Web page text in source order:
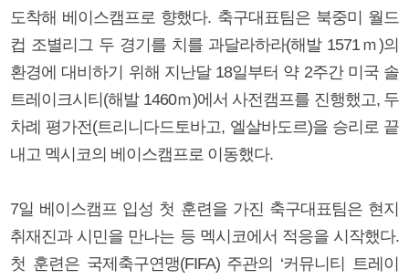
도착해 베이스캠프로 향했다. 축구대표팀은 북중미 월드
컵 조별리그 두 경기를 치를 과달라하라(해발 1571ｍ)의
환경에 대비하기 위해 지난달 18일부터 약 2주간 미국 솔
트레이크시티(해발 1460ｍ)에서 사전캠프를 진행했고, 두
차례 평가전(트리니다드토바고, 엘살바도르)을 승리로 끝
내고 멕시코의 베이스캠프로 이동했다.
7일 베이스캠프 입성 첫 훈련을 가진 축구대표팀은 현지
취재진과 시민을 만나는 등 멕시코에서 적응을 시작했다.
첫 훈련은 국제축구연맹(FIFA) 주관의 ‘커뮤니티 트레이